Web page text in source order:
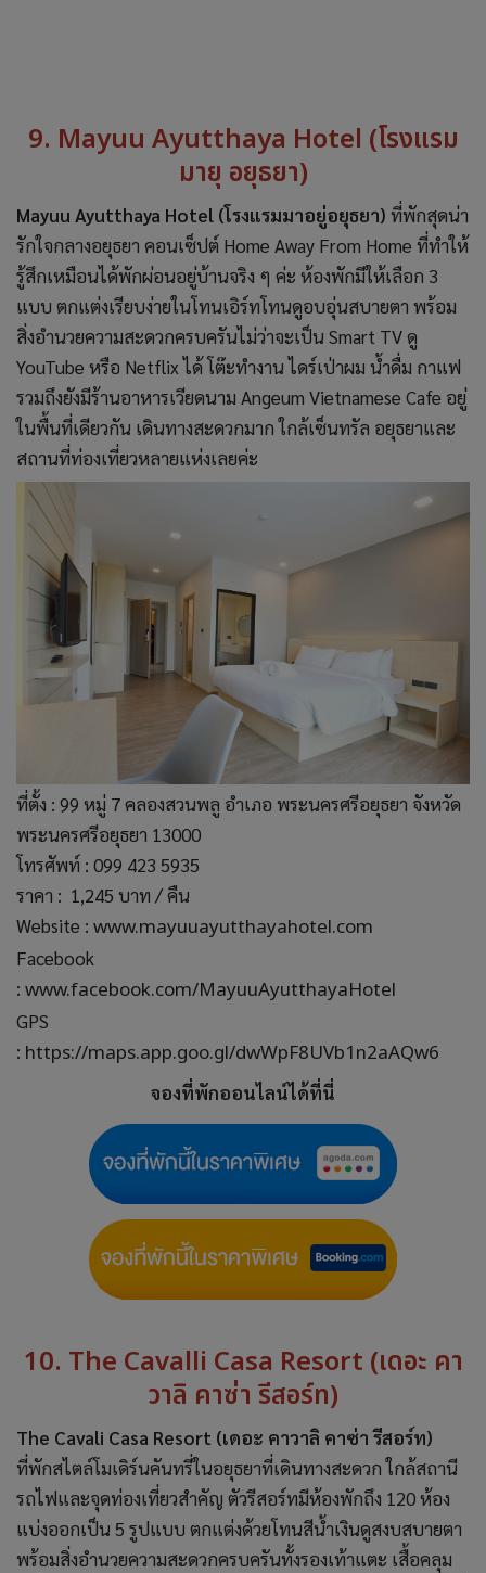
9. Mayuu Ayutthaya Hotel (โรงแรม
มายุ อยุธยา)
Mayuu Ayutthaya Hotel (โรงแรมมาอยู่อยุธยา) ที่พักสุดน่า
รักใจกลางอยุธยา คอนเซ็ปต์ Home Away From Home ที่ทำให้
รู้สึกเหมือนได้พักผ่อนอยู่บ้านจริง ๆ ค่ะ ห้องพักมีให้เลือก 3
แบบ ตกแต่งเรียบง่ายในโทนเอิร์ทโทนดูอบอุ่นสบายตา พร้อม
สิ่งอำนวยความสะดวกครบครันไม่ว่าจะเป็น Smart TV ดู
YouTube หรือ Netflix ได้ โต๊ะทำงาน ไดร์เป่าผม น้ำดื่ม กาแฟ
รวมถึงยังมีร้านอาหารเวียดนาม Angeum Vietnamese Cafe อยู่
ในพื้นที่เดียวกัน เดินทางสะดวกมาก ใกล้เซ็นทรัล อยุธยาและ
สถานที่ท่องเที่ยวหลายแห่งเลยค่ะ
ที่ตั้ง : 99 หมู่ 7 คลองสวนพลู อำเภอ พระนครศรีอยุธยา จังหวัด
พระนครศรีอยุธยา 13000
โทรศัพท์ : 099 423 5935
ราคา : 1,245 บาท / คืน
Website : www.mayuuayutthayahotel.com
Facebook
: www.facebook.com/MayuuAyutthayaHotel
GPS
: https://maps.app.goo.gl/dwWpF8UVb1n2aAQw6
จองที่พักออนไลน์ได้ที่นี่
10. The Cavalli Casa Resort (เดอะ คา
วาลิ คาซ่า รีสอร์ท)
The Cavali Casa Resort (เดอะ คาวาลิ คาซ่า รีสอร์ท)
ที่พักสไตล์โมเดิร์นคันทรี่ในอยุธยาที่เดินทางสะดวก ใกล้สถานี
รถไฟและจุดท่องเที่ยวสำคัญ ตัวรีสอร์ทมีห้องพักถึง 120 ห้อง
แบ่งออกเป็น 5 รูปแบบ ตกแต่งด้วยโทนสีน้ำเงินดูสงบสบายตา
พร้อมสิ่งอำนวยความสะดวกครบครันทั้งรองเท้าแตะ เสื้อคลุม